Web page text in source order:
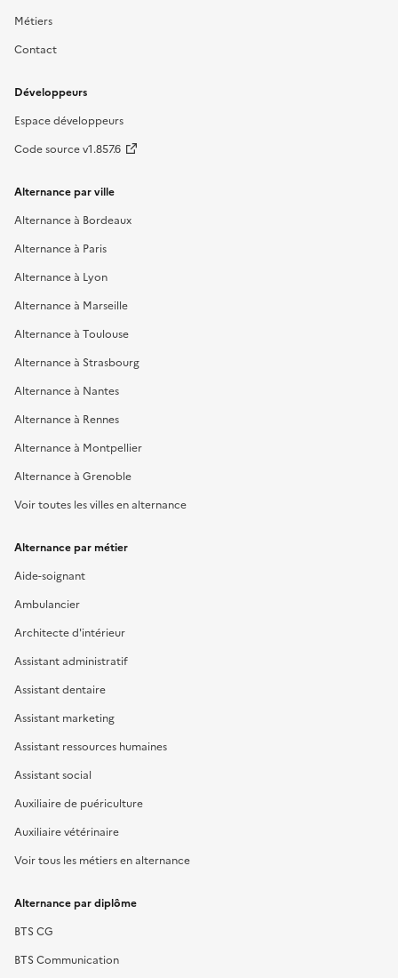
Métiers
Contact
Développeurs
Espace développeurs
Code source v1.857.6
Alternance par ville
Alternance à Bordeaux
Alternance à Paris
Alternance à Lyon
Alternance à Marseille
Alternance à Toulouse
Alternance à Strasbourg
Alternance à Nantes
Alternance à Rennes
Alternance à Montpellier
Alternance à Grenoble
Voir toutes les villes en alternance
Alternance par métier
Aide-soignant
Ambulancier
Architecte d'intérieur
Assistant administratif
Assistant dentaire
Assistant marketing
Assistant ressources humaines
Assistant social
Auxiliaire de puériculture
Auxiliaire vétérinaire
Voir tous les métiers en alternance
Alternance par diplôme
BTS CG
BTS Communication